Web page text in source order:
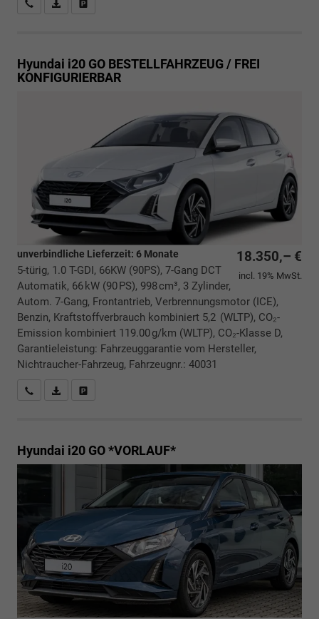
Rückrufbitte absenden
PDF-Datei, Fahrzeugexposé drucken
Hyundai i20 GO BESTELLFAHRZEUG / FREI
KONFIGURIERBAR
18.350,– €
incl. 19% MwSt.
unverbindliche Lieferzeit: 6 Monate
5-türig, 1.0 T-GDI, 66KW (90PS), 7-Gang DCT
Automatik, 66 kW (90 PS), 998 cm³, 3 Zylinder,
Autom. 7-Gang, Frontantrieb, Verbrennungsmotor (ICE),
Benzin, Kraftstoffverbrauch kombiniert 5,2 (WLTP), CO₂-
Emission kombiniert 119.00 g/km (WLTP), CO₂-Klasse D,
Garantieleistung: Fahrzeuggarantie vom Hersteller,
Nichtraucher-Fahrzeug, Fahrzeugnr.: 40031
Rückrufbitte absenden
PDF-Datei, Fahrzeugexposé drucken
Hyundai i20 GO *VORLAUF*